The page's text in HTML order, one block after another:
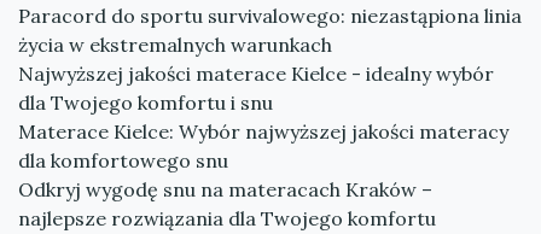
Paracord do sportu survivalowego: niezastąpiona linia
życia w ekstremalnych warunkach
Najwyższej jakości materace Kielce - idealny wybór
dla Twojego komfortu i snu
Materace Kielce: Wybór najwyższej jakości materacy
dla komfortowego snu
Odkryj wygodę snu na materacach Kraków –
najlepsze rozwiązania dla Twojego komfortu